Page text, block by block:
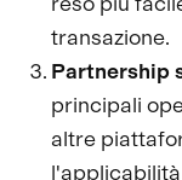
transazione.
Partnership
principali
altre